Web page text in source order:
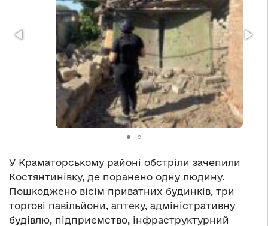
У Краматорському районі обстріли зачепили
Костянтинівку, де поранено одну людину.
Пошкоджено вісім приватних будинків, три
торгові павільйони, аптеку, адміністративну
будівлю, підприємство, інфраструктурний